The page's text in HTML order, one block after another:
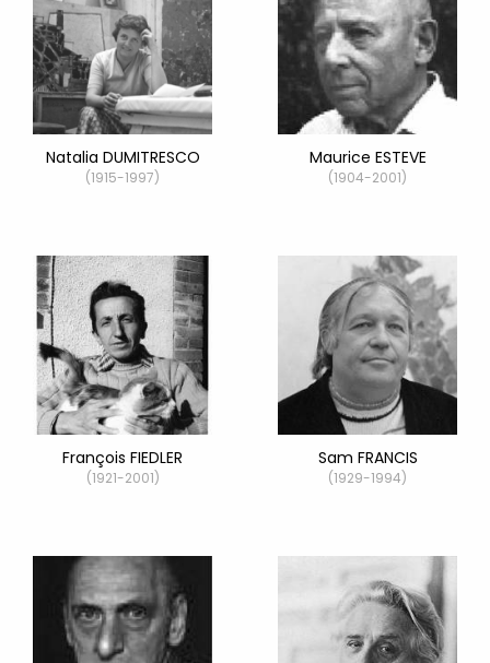
Natalia DUMITRESCO
(1915-1997)
Maurice ESTEVE
(1904-2001)
François FIEDLER
(1921-2001)
Sam FRANCIS
(1929-1994)